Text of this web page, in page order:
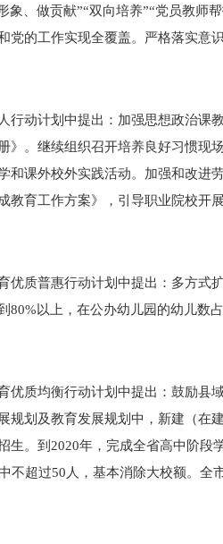
象、做贡献”“双向培养”“党员教师
党的工作实现全覆盖。严格落实意
动计划中提出：加强思想政治课教
》。继续组织召开培养良好习惯现
和课外校外实践活动。加强和改进
教育工作方案》，引导职业院校开
质普惠行动计划中提出：多方式扩
80%以上，在公办幼儿园的幼儿数
质均衡行动计划中提出：鼓励县域
规划及教育发展规划中，新建（在
生。到2020年，完成全省高中阶段
不超过50人，基本消除大校额。全